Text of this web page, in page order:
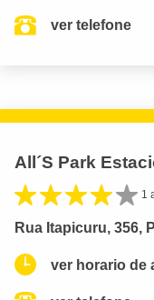
ver telefone
All´S Park
1
Rua Itapicuru, 356,
ver horario de